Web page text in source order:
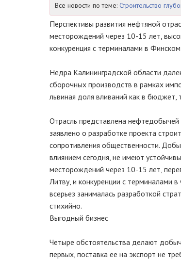
Все новости по теме: Строительство
Перспективы развития нефтяной
месторождений через 10-15 лет,
конкуренция с терминалами в
Недра Калининградской области
сборочных производств в рамках
львиная доля вливаний как в бюджет,
Отрасль представлена
заявлено о разработке проекта
сопротивления общественности.
влиянием сегодня, не имеют
месторождений через 10-15 лет,
Литву, и конкуренции с терминалами
всерьез занималась разработкой
стихийно.
Выгодный бизнес
Четыре обстоятельства делают
первых, поставка ее на экспорт не